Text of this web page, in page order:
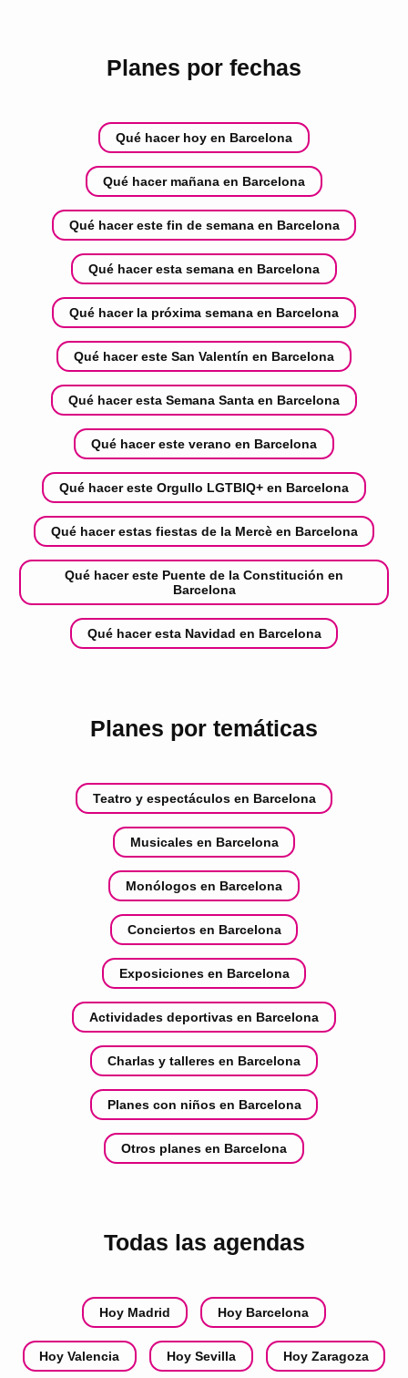
Planes por fechas
Qué hacer hoy en Barcelona
Qué hacer mañana en Barcelona
Qué hacer este fin de semana en Barcelona
Qué hacer esta semana en Barcelona
Qué hacer la próxima semana en Barcelona
Qué hacer este San Valentín en Barcelona
Qué hacer esta Semana Santa en Barcelona
Qué hacer este verano en Barcelona
Qué hacer este Orgullo LGTBIQ+ en Barcelona
Qué hacer estas fiestas de la Mercè en Barcelona
Qué hacer este Puente de la Constitución en
Barcelona
Qué hacer esta Navidad en Barcelona
Planes por temáticas
Teatro y espectáculos en Barcelona
Musicales en Barcelona
Monólogos en Barcelona
Conciertos en Barcelona
Exposiciones en Barcelona
Actividades deportivas en Barcelona
Charlas y talleres en Barcelona
Planes con niños en Barcelona
Otros planes en Barcelona
Todas las agendas
Hoy Madrid Hoy Barcelona
Hoy Valencia Hoy Sevilla Hoy Zaragoza